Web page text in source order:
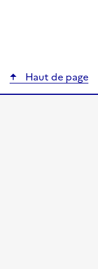
Haut de page